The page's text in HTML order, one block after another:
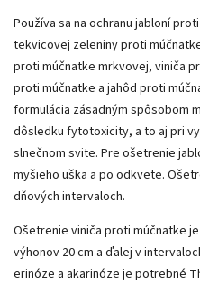
Používa sa na ochranu jabloní
tekvicovej zeleniny proti
proti múčnatke mrkvovej, viniča
proti múčnatke a jahôd proti
formulácia zásadným spôsobom
dôsledku fytotoxicity, a to aj pri
slnečnom svite. Pre ošetrenie
myšieho uška a po odkvete.
dňových intervaloch.
Ošetrenie viniča proti múčnatke
výhonov 20 cm a ďalej v
erinóze a akarinóze je potrebné